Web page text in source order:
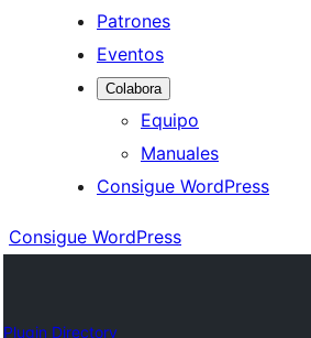
Patrones
Eventos
Colabora
Equipo
Manuales
Consigue WordPress
Consigue WordPress
Plugin Directory